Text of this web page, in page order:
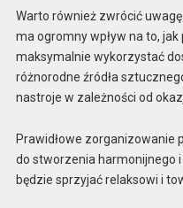
Warto również zwrócić
ma ogromny wpływ na to,
maksymalnie wykorzystać
różnorodne źródła
nastroje w zależności od
Prawidłowe zorganizowanie
do stworzenia harmonijnego
będzie sprzyjać relaksowi i